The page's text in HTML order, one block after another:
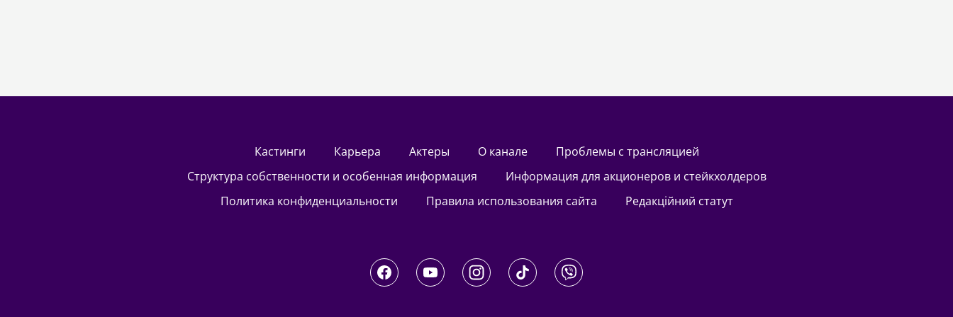
кастинги Карьера актеры О канале
Проблемы с трансляцией
Структура собственности и особенная информация
Информация для акционеров и стейкхолдеров
Политика конфиденциальности
Правила использования сайта Редакційний статут